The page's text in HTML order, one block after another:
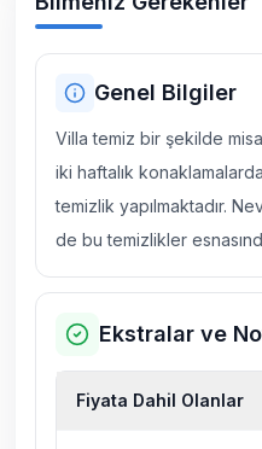
Genel Bilgiler
Villa temiz bir şekilde
iki haftalık
temizlik yapılmaktadır.
de bu temizlikler
Ekstralar ve
Fiyata Dahil Olanlar